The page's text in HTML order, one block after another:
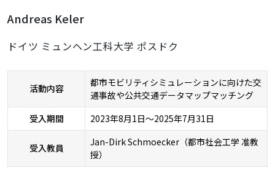
Andreas Keler
ドイツ ミュンヘン工科大学 ポスドク
活動内容
都市モビリティシミュレーションに向けた交
通事故や公共交通データマップマッチング
受入期間
2023年8月1日～2025年7月31日
受入教員
Jan-Dirk Schmoecker（都市社会工学 准教
授）